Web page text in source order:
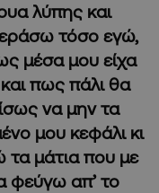
λύπης και
τόσο εγώ,
μέσα μου είχα
πως πάλι θα
να μην τα
μου κεφάλι κι
τα μάτια που με
φεύγω απ’ το